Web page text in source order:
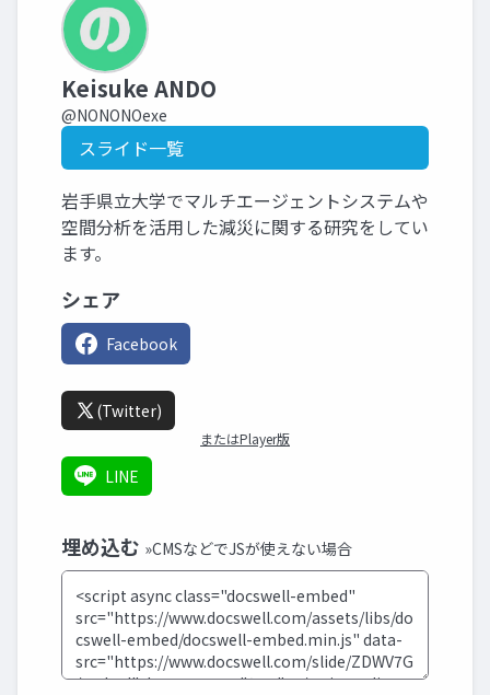
Keisuke ANDO
@NONONOexe
スライド一覧
岩手県立大学でマルチエージェントシステムや
空間分析を活用した減災に関する研究をしてい
ます。
シェア
Facebook
(Twitter)
またはPlayer版
LINE
埋め込む »CMSなどでJSが使えない場合